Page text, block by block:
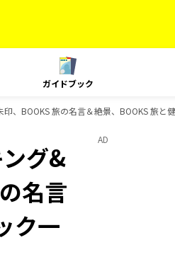
ガイドブック
、BOOKS 旅の名言＆絶景、BOOKS 旅と
グ&
名言
ク一
AD